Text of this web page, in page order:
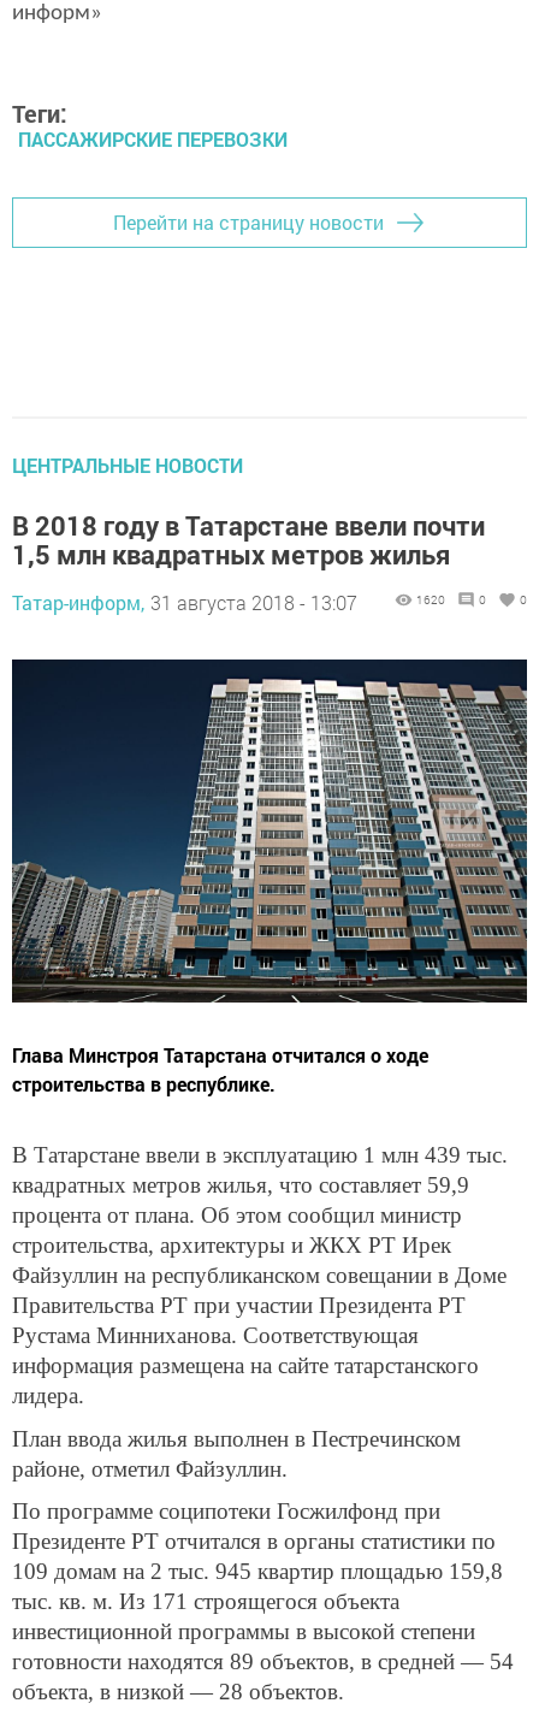
информ»
Теги:
ПАССАЖИРСКИЕ ПЕРЕВОЗКИ
Перейти на страницу новости
ЦЕНТРАЛЬНЫЕ НОВОСТИ
В 2018 году в Татарстане ввели почти
1,5 млн квадратных метров жилья
Татар-информ, 31 августа 2018 - 13:07 1620 0 0
Глава Минстроя Татарстана отчитался о ходе
строительства в республике.
В Татарстане ввели в эксплуатацию 1 млн 439 тыс.
квадратных метров жилья, что составляет 59,9
процента от плана. Об этом сообщил министр
строительства, архитектуры и ЖКХ РТ Ирек
Файзуллин на республиканском совещании в Доме
Правительства РТ при участии Президента РТ
Рустама Минниханова. Соответствующая
информация размещена на сайте татарстанского
лидера.
План ввода жилья выполнен в Пестречинском
районе, отметил Файзуллин.
По программе соципотеки Госжилфонд при
Президенте РТ отчитался в органы статистики по
109 домам на 2 тыс. 945 квартир площадью 159,8
тыс. кв. м. Из 171 строящегося объекта
инвестиционной программы в высокой степени
готовности находятся 89 объектов, в средней — 54
объекта, в низкой — 28 объектов.